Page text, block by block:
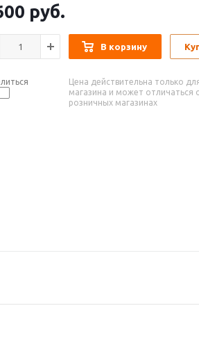
руб.
В корзину
Цена действительна только
магазина и может отличаться
розничных магазинах